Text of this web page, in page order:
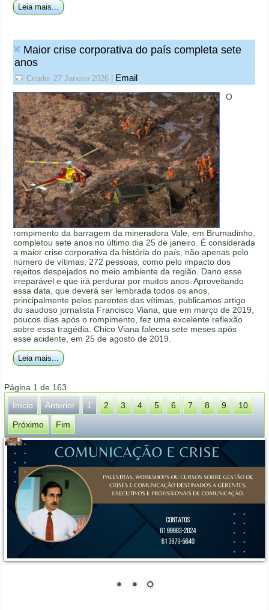
Leia mais...
Maior crise corporativa do país completa sete
anos
Criado: 27 Janeiro 2026 | Email
O
rompimento da barragem da mineradora Vale, em Brumadinho,
completou sete anos no último dia 25 de janeiro. É considerada
a maior crise corporativa da história do país, não apenas pelo
número de vítimas, 272 pessoas, como pelo impacto dos
rejeitos despejados no meio ambiente da região. Dano esse
irreparável e que irá perdurar por muitos anos. Aproveitando
essa data, que deverá ser lembrada todos os anos,
principalmente pelos parentes das vítimas, publicamos artigo
do saudoso jornalista Francisco Viana, que em março de 2019,
poucos dias após o rompimento, fez uma excelente reflexão
sobre essa tragédia. Chico Viana faleceu sete meses após
esse acidente, em 25 de agosto de 2019.
Leia mais...
Página 1 de 163
Início
Anterior 1 2 3 4 5 6 7 8 9
10
Próximo
Fim